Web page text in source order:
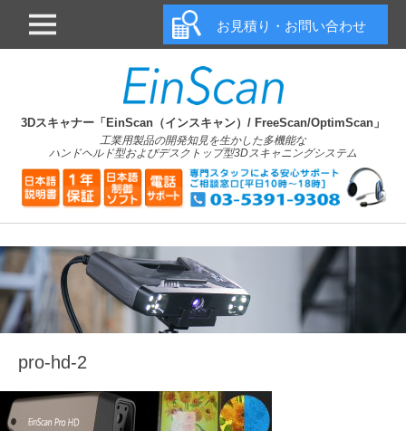
メインメニュー
お見積り・お問い合わせ
3Dスキャナー「EinScan（インスキャン）/ FreeScan/OptimScan」
工業用製品の開発知見を生かした多機能な
ハンドヘルド型およびデスクトップ型3Dスキャニングシステム
pro-hd-2